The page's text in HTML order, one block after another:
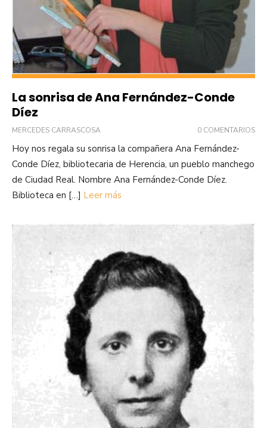
La sonrisa de Ana Fernández-Conde
Díez
MERCEDES CARRASCOSA 0 COMENTARIOS
Hoy nos regala su sonrisa la compañera Ana Fernández-
Conde Díez, bibliotecaria de Herencia, un pueblo manchego
de Ciudad Real. Nombre Ana Fernández-Conde Díez.
Biblioteca en […] Leer más